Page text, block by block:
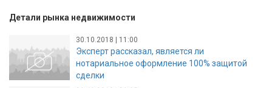
Детали рынка недвижимости
30.10.2018 | 11:00
Эксперт рассказал, является ли
нотариальное оформление 100% защитой
сделки